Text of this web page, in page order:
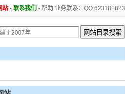
站 - 联系我们 - 帮助 业务联系：QQ 623181823